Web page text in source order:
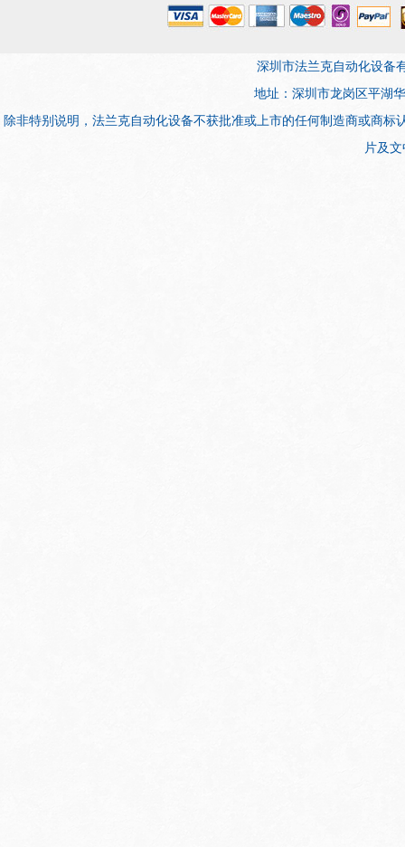
深圳市法兰克自动化设备
地址：深圳市龙岗区平湖
除非特别说明，法兰克自动化设备不获批准或上市的任何制造商或商
片及